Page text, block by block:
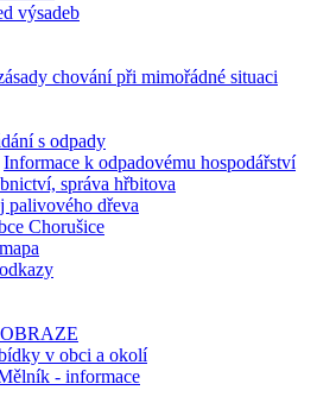
výsadeb
chování při mimořádné situaci
s odpady
Informace k odpadovému hospodářství
správa hřbitova
palivového dřeva
Chorušice
v obci a okolí
- informace